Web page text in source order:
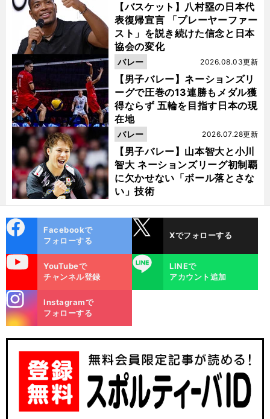
【バスケット】八村塁の日本代
表復帰宣言 「プレーヤーファー
スト」を説き続けた信念と日本
協会の変化
【男子バレー】ネーションズリ
ーグで圧巻の13連勝もメダル獲
得ならず 五輪を目指す日本の現
在地
2026.08.03更新
バレー
【男子バレー】山本智大と小川
智大 ネーションズリーグ初制覇
に欠かせない「ボール落とさな
い」技術
2026.07.28更新
バレー
ok
Facebookで
フォローする
Xでフォローする
YouTubeで
チャンネル登録
LINE
LINEで
アカウント追加
m
Instagramで
フォローする